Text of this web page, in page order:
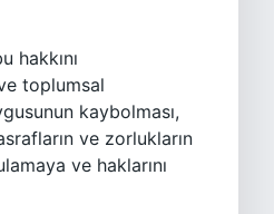
hakkını
toplumsal
kaybolması,
ve zorlukların
ve haklarını